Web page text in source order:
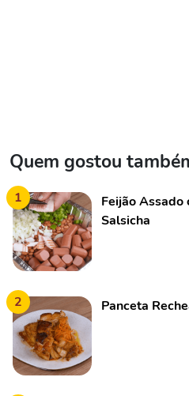
Quem gostou
1
Feijão Assado
Salsicha
2 Panceta